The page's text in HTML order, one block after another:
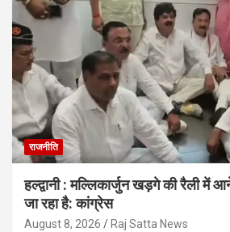
राजनीति
हल्द्वानी : मल्लिकार्जुन खड़गे की रैली में
जा रहा है: कांग्रेस
August 8, 2026 Raj Satta News